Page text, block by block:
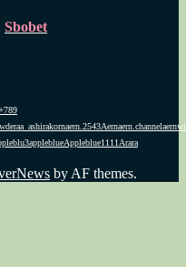
Sbobet
789
aa_ashirakornaern.2543Aernaern.channel
appleblueAppleblue1111 Arara
by AF themes.